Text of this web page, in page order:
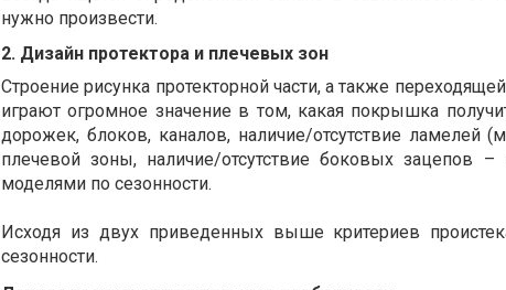
нужно произвести.
2. Дизайн протектора и плечевых зон
Строение рисунка протекторной части, а также
играют огромное значение в том, какая покрышка
дорожек, блоков, каналов, наличие/отсутствие ламелей
плечевой зоны, наличие/отсутствие боковых зацепов
моделями по сезонности.
Исходя из двух приведенных выше критериев
сезонности.